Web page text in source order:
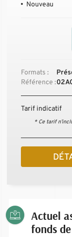
Nouveau
Formats :
Référence :
Tarif indicatif
* Ce tarif
Actuel
fonds